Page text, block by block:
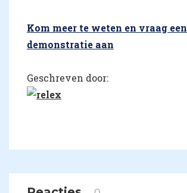
Kom meer te weten en vraag een
demonstratie aan
Geschreven door: